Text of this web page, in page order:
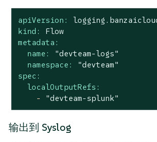
apiVersion:
kind:
Flow
metadata:
name:
"devteam-logs"
namespace:
"devteam"
spec:
localOutputRefs:
-
"devteam-splunk"
输出到 Syslog